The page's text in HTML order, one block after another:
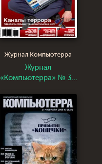
Журнал Компьютерра
Журнал
«Компьютерра» № 38
года